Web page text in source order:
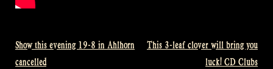
Bericht
Show this evening 19-8 in Ahlhorn
cancelled
This 3-leaf clover will bring you
luck! CD Clubs